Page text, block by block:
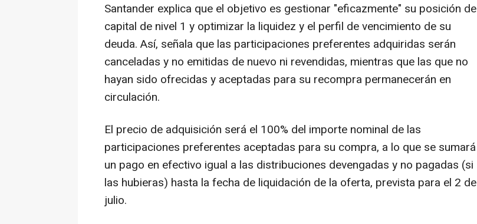
Santander explica que el objetivo es gestionar "eficazmente" su posición de
capital de nivel 1 y optimizar la liquidez y el perfil de vencimiento de su
deuda. Así, señala que las participaciones preferentes adquiridas serán
canceladas y no emitidas de nuevo ni revendidas, mientras que las que no
hayan sido ofrecidas y aceptadas para su recompra permanecerán en
circulación.
El precio de adquisición será el 100% del importe nominal de las
participaciones preferentes aceptadas para su compra, a lo que se sumará
un pago en efectivo igual a las distribuciones devengadas y no pagadas (si
las hubieras) hasta la fecha de liquidación de la oferta, prevista para el 2 de
julio.